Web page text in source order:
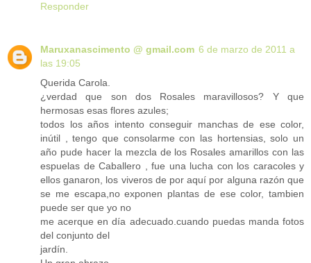
Responder
Maruxanascimento @ gmail.com 6 de marzo de 2011 a
las 19:05
Querida Carola.
¿verdad que son dos Rosales maravillosos? Y que
hermosas esas flores azules;
todos los años intento conseguir manchas de ese color,
inútil , tengo que consolarme con las hortensias, solo un
año pude hacer la mezcla de los Rosales amarillos con las
espuelas de Caballero , fue una lucha con los caracoles y
ellos ganaron, los viveros de por aquí por alguna razón que
se me escapa,no exponen plantas de ese color, tambien
puede ser que yo no
me acerque en día adecuado.cuando puedas manda fotos
del conjunto del
jardín.